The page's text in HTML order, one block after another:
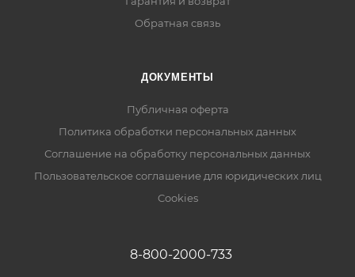
Обратная связь
ДОКУМЕНТЫ
Публичная оферта
Политика обработки персональных данных
Соглашение на обработку персональных данных
Пользовательское соглашение для юридических лиц
Cookies
8-800-2000-733